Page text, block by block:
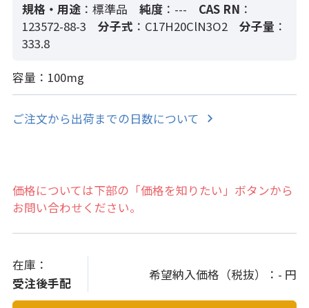
規格・用途 ：標準品 純度：--- CAS RN ：
123572-88-3
分子式 ：C17H20ClN3O2 分子量 ：
333.8
容量：100mg
ご注文から出荷までの日数について
価格については下部の「価格を知りたい」ボタンから
お問い合わせください。
在庫：
受注後手配
希望納入価格（税抜）： - 円